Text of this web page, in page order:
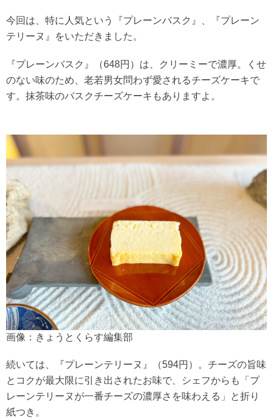
今回は、特に人気という『プレーンバスク』、『プレーン
テリーヌ』をいただきました。
『プレーンバスク』（648円）は、クリーミーで濃厚。くせ
のない味のため、老若男女問わず愛されるチーズケーキで
す。抹茶味のバスクチーズケーキもありますよ。
画像：きょうとくらす編集部
続いては、『プレーンテリーヌ』（594円）。チーズの旨味
とコクが最大限に引き出されたお味で、シェフからも「プ
レーンテリーヌが一番チーズの濃厚さを味わえる」と折り
紙つき。